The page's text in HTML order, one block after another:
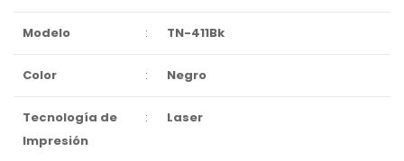
Modelo : TN-411Bk
Color : Negro
Tecnología de
Impresión
: Laser